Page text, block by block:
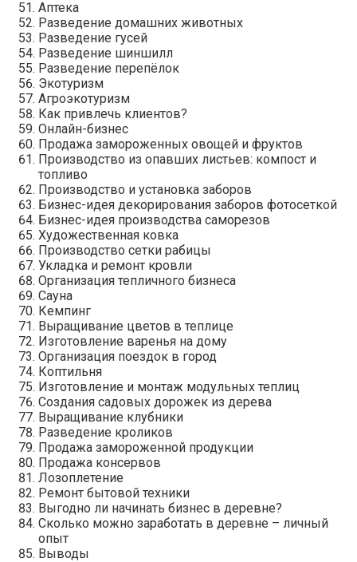
Аптека
Разведение домашних животных
Разведение гусей
Разведение шиншилл
Разведение перепёлок
Экотуризм
Агроэкотуризм
Как привлечь клиентов?
Онлайн-бизнес
Продажа замороженных овощей и фруктов
Производство из опавших листьев: компост и
топливо
Производство и установка заборов
Бизнес-идея декорирования заборов фотосеткой
Бизнес-идея производства саморезов
Художественная ковка
Производство сетки рабицы
Укладка и ремонт кровли
Организация тепличного бизнеса
Сауна
Кемпинг
Выращивание цветов в теплице
Изготовление варенья на дому
Организация поездок в город
Коптильня
Изготовление и монтаж модульных теплиц
Создания садовых дорожек из дерева
Выращивание клубники
Разведение кроликов
Продажа замороженной продукции
Продажа консервов
Лозоплетение
Ремонт бытовой техники
Выгодно ли начинать бизнес в деревне?
Сколько можно заработать в деревне – личный
опыт
Выводы